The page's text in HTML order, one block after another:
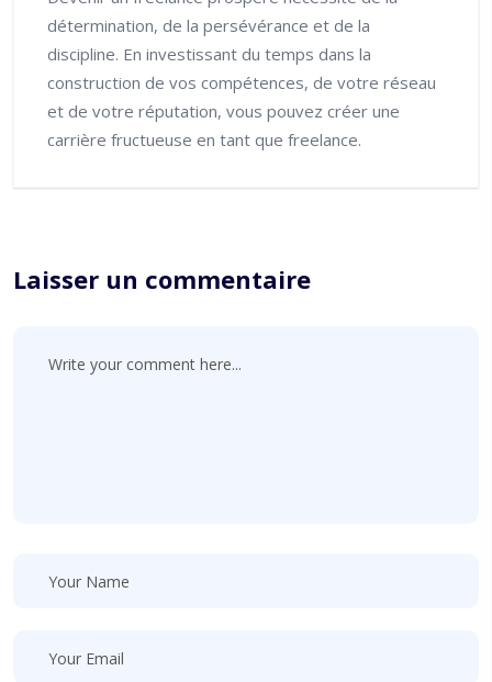
détermination, de la persévérance et de la
discipline. En investissant du temps dans la
construction de vos compétences, de votre réseau
et de votre réputation, vous pouvez créer une
carrière fructueuse en tant que freelance.
Laisser un commentaire